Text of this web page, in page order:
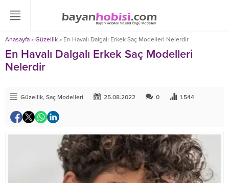
Anasayfa » Güzellik » En Havalı Dalgalı Erkek Saç Modelleri Nelerdir
En Havalı Dalgalı Erkek Saç Modelleri
Nelerdir
Güzellik, Saç Modelleri 25.08.2022 0 1.544